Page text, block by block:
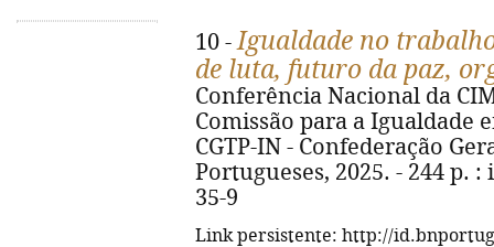
10 -Igualdade no
de luta, futuro da paz,
Conferência Nacional da
Comissão para a Igualdade
CGTP-IN - Confederação
Portugueses, 2025. - 244 p. :
35-9
Link persistente: http://